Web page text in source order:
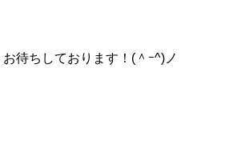
お待ちしております！(＾ｰ^)ノ